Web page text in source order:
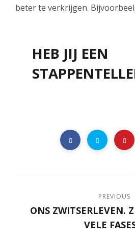
beter te verkrijgen.
HEB JIJ EEN
PREVIOUS
ONS ZWITSERLEVEN.
VELE